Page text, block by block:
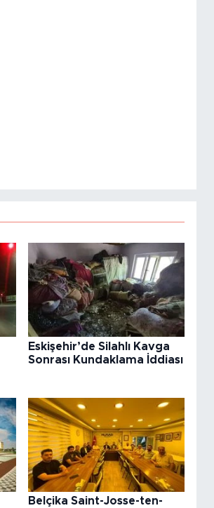
Eskişehir’de Silahlı Kavga
Sonrası Kundaklama İddiası
Belçika Saint-Josse-ten-